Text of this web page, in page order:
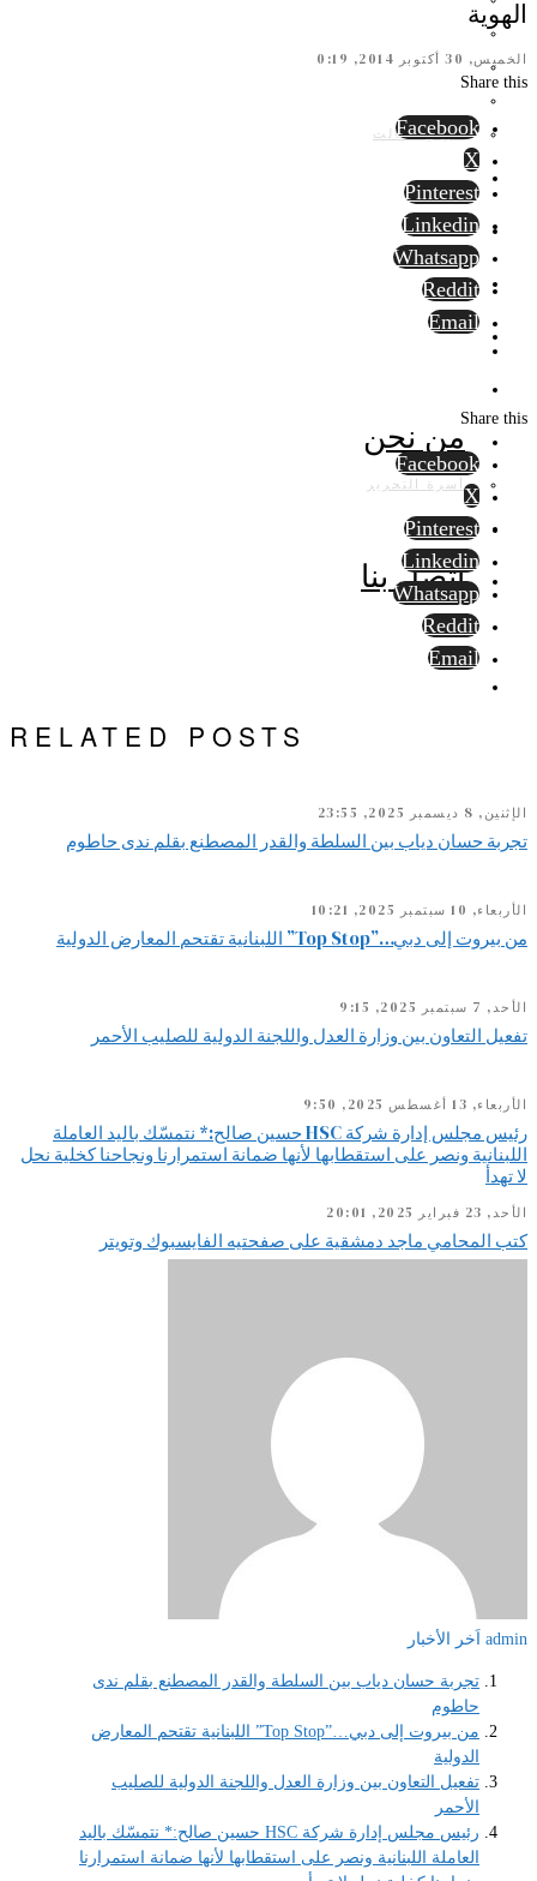
الرأي الثالث
من نحن
أسرة التحرير
اتصل بنا
الهوية
الخميس, 30 أكتوبر 2014, 0:19
Share this
Facebook
X
Pinterest
Linkedin
Whatsapp
Reddit
Email
Share this
Facebook
X
Pinterest
Linkedin
Whatsapp
Reddit
Email
RELATED POSTS
الإثنين, 8 ديسمبر 2025, 23:55
تجربة حسان دياب بين السلطة والقدر المصطنع بقلم ندى حاطوم
الأربعاء, 10 سبتمبر 2025, 10:21
من بيروت إلى دبي…”Top Stop” اللبنانية تقتحم المعارض الدولية
الأحد, 7 سبتمبر 2025, 9:15
تفعيل التعاون بين وزارة العدل واللجنة الدولية للصليب الأحمر
الأربعاء, 13 أغسطس 2025, 9:50
رئيس مجلس إدارة شركة HSC حسين صالح:* نتمسّك باليد العاملة
اللبنانية ونصر على استقطابها لأنها ضمانة استمرارنا ونجاحنا كخلية نحل
لا تهدأ
الأحد, 23 فبراير 2025, 20:01
كتب المحامي ماجد دمشقية على صفحتيه الفايسبوك وتويتر
admin اَخر الأخبار
تجربة حسان دياب بين السلطة والقدر المصطنع بقلم ندى
حاطوم
من بيروت إلى دبي…”Top Stop” اللبنانية تقتحم المعارض
الدولية
تفعيل التعاون بين وزارة العدل واللجنة الدولية للصليب
الأحمر
رئيس مجلس إدارة شركة HSC حسين صالح:* نتمسّك باليد
العاملة اللبنانية ونصر على استقطابها لأنها ضمانة استمرارنا